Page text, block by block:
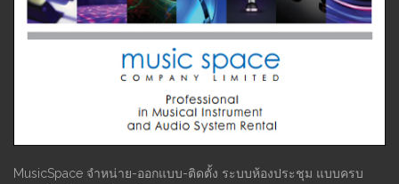
MusicSpace จำหน่าย-ออกแบบ-ติดตั้ง ระบบห้องประชุม แบบครบ